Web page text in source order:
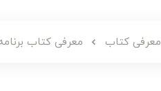
معرفی کتاب معرفی کتاب